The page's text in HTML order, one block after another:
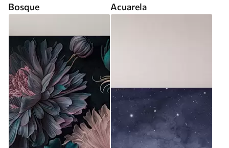
Bosque Acuarela